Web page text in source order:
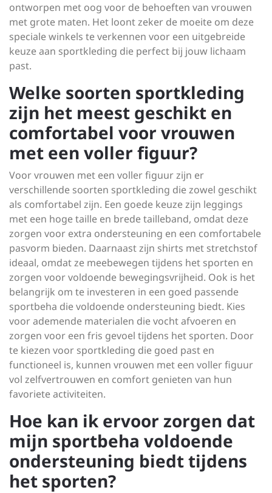
ontworpen met oog voor de behoeften van vrouwen
met grote maten. Het loont zeker de moeite om deze
speciale winkels te verkennen voor een uitgebreide
keuze aan sportkleding die perfect bij jouw lichaam
past.
Welke soorten sportkleding
zijn het meest geschikt en
comfortabel voor vrouwen
met een voller figuur?
Voor vrouwen met een voller figuur zijn er
verschillende soorten sportkleding die zowel geschikt
als comfortabel zijn. Een goede keuze zijn leggings
met een hoge taille en brede tailleband, omdat deze
zorgen voor extra ondersteuning en een comfortabele
pasvorm bieden. Daarnaast zijn shirts met stretchstof
ideaal, omdat ze meebewegen tijdens het sporten en
zorgen voor voldoende bewegingsvrijheid. Ook is het
belangrijk om te investeren in een goed passende
sportbeha die voldoende ondersteuning biedt. Kies
voor ademende materialen die vocht afvoeren en
zorgen voor een fris gevoel tijdens het sporten. Door
te kiezen voor sportkleding die goed past en
functioneel is, kunnen vrouwen met een voller figuur
vol zelfvertrouwen en comfort genieten van hun
favoriete activiteiten.
Hoe kan ik ervoor zorgen dat
mijn sportbeha voldoende
ondersteuning biedt tijdens
het sporten?